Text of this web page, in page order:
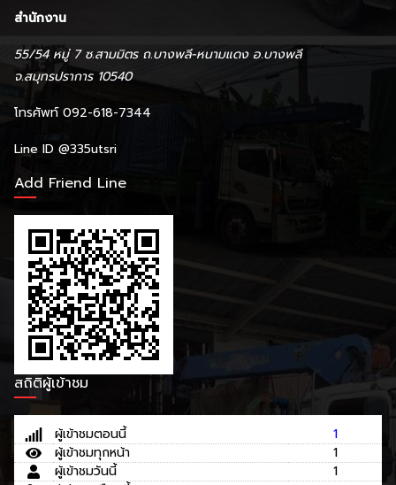
สำนักงาน
55/54 หมู่ 7 ซ.สามมิตร ถ.บางพลี-หนามแดง อ.บางพลี
จ.สมุทรปราการ 10540
โทรศัพท์ 092-618-7344
Line ID @335utsri
Add Friend Line
สถิติผู้เข้าชม
ผู้เข้าชมตอนนี้
1
ผู้เข้าชมทุกหน้า
1
ผู้เข้าชมวันนี้
1